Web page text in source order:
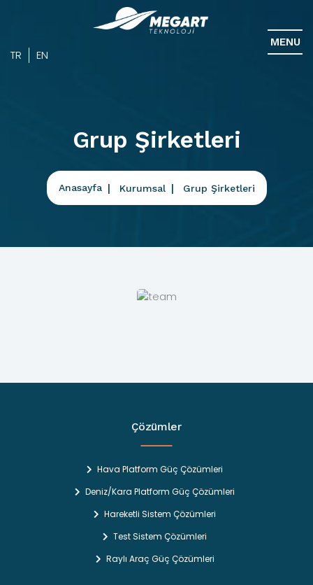
TR EN
MENU
Grup Şirketleri
Anasayfa Kurumsal Grup Şirketleri
Çözümler
Hava Platform Güç Çözümleri
Deniz/Kara Platform Güç Çözümleri
Hareketli Sistem Çözümleri
Test Sistem Çözümleri
Raylı Araç Güç Çözümleri